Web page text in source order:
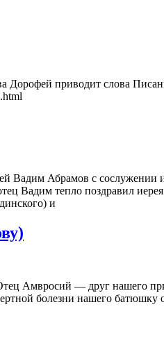
приводит слова
Вадим Абрамов с
Вадим тепло поздравил
и
Амвросий — друг нашего
болезни нашего